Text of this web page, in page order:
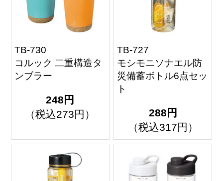
TB-730
コルック 二重構造タ
ンブラー
248円
（税込273円）
TB-727
モシモニソナエル防
災備蓄ボトル6点セッ
ト
288円
（税込317円）